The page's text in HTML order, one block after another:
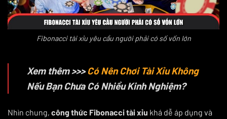
Fibonacci tài xỉu yêu cầu người phải có số vốn lớn
Xem thêm >>>Có Nên Chơi Tài Xỉu Không
Nếu Bạn Chưa Có Nhiều Kinh Nghiệm?
Nhìn chung, công thức Fibonacci tài xỉu khá dễ áp dụng và